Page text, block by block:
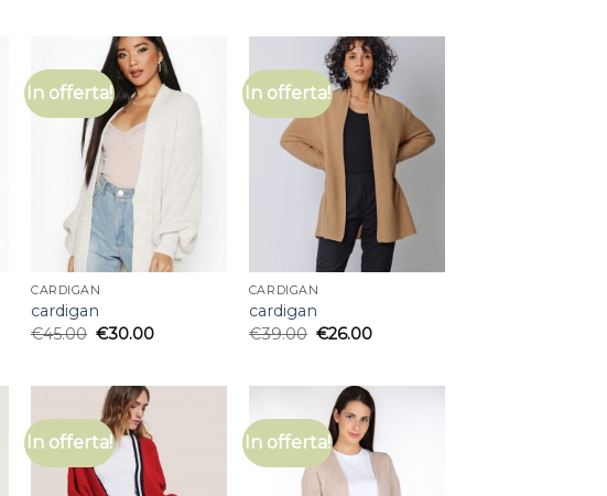
In offerta!
CARDIGAN
cardigan
€45.00 €30.00
In offerta!
CARDIGAN
cardigan
€39.00 €26.00
In offerta! In offerta!